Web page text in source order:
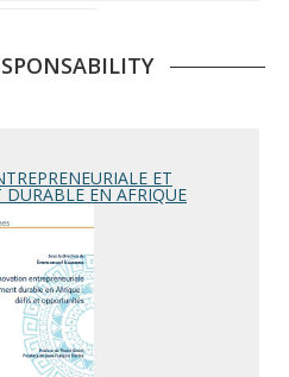
ET
DURABLE EN AFRIQUE